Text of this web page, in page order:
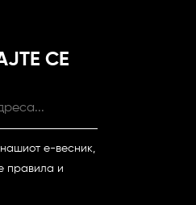
СЕ
е-весник,
правила и